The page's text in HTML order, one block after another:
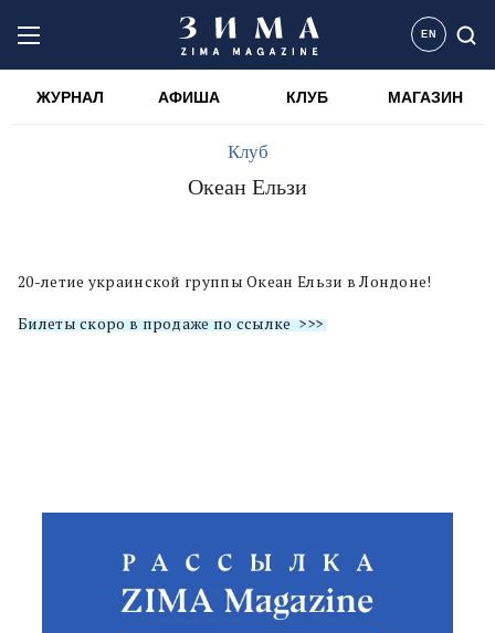
EN
ЖУРНАЛ АФИША КЛУБ МАГАЗИН
Клуб
Океан Ельзи
20-летие украинской группы Океан Ельзи в Лондоне!
Билеты скоро в продаже по ссылке >>>